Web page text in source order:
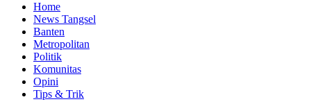
Home
News Tangsel
Banten
Metropolitan
Politik
Komunitas
Opini
Tips & Trik